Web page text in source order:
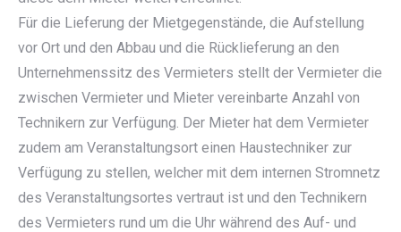
Für die Lieferung der Mietgegenstände, die Aufstellung
vor Ort und den Abbau und die Rücklieferung an den
Unternehmenssitz des Vermieters stellt der Vermieter die
zwischen Vermieter und Mieter vereinbarte Anzahl von
Technikern zur Verfügung. Der Mieter hat dem Vermieter
zudem am Veranstaltungsort einen Haustechniker zur
Verfügung zu stellen, welcher mit dem internen Stromnetz
des Veranstaltungsortes vertraut ist und den Technikern
des Vermieters rund um die Uhr während des Auf- und